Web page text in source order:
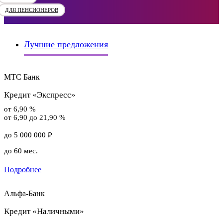
ДЛЯ ПЕНСИОНЕРОВ
Лучшие предложения
МТС Банк
Кредит «Экспресс»
от 6,90 %
от 6,90 до 21,90 %
до 5 000 000 ₽
до 60 мес.
Подробнее
Альфа-Банк
Кредит «Наличными»